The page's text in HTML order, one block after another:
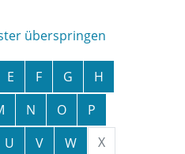
überspringen
E F G
H
N O
P
U V W
X